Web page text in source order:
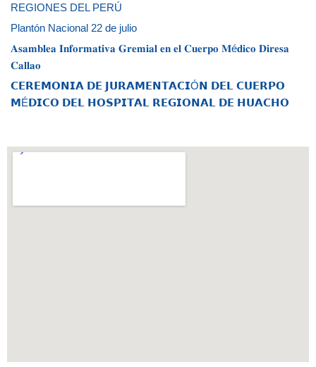
REGIONES DEL PERÚ
Plantón Nacional 22 de julio
𝐀𝐬𝐚𝐦𝐛𝐥𝐞𝐚 𝐈𝐧𝐟𝐨𝐫𝐦𝐚𝐭𝐢𝐯𝐚 𝐆𝐫𝐞𝐦𝐢𝐚𝐥 𝐞𝐧 𝐞𝐥 𝐂𝐮𝐞𝐫𝐩𝐨 𝐌é𝐝𝐢𝐜𝐨 𝐃𝐢𝐫𝐞𝐬𝐚
𝐂𝐚𝐥𝐥𝐚𝐨
𝗖𝗘𝗥𝗘𝗠𝗢𝗡𝗜𝗔 𝗗𝗘 𝗝𝗨𝗥𝗔𝗠𝗘𝗡𝗧𝗔𝗖𝗜Ó𝗡 𝗗𝗘𝗟 𝗖𝗨𝗘𝗥𝗣𝗢
𝗠É𝗗𝗜𝗖𝗢 𝗗𝗘𝗟 𝗛𝗢𝗦𝗣𝗜𝗧𝗔𝗟 𝗥𝗘𝗚𝗜𝗢𝗡𝗔𝗟 𝗗𝗘 𝗛𝗨𝗔𝗖𝗛𝗢